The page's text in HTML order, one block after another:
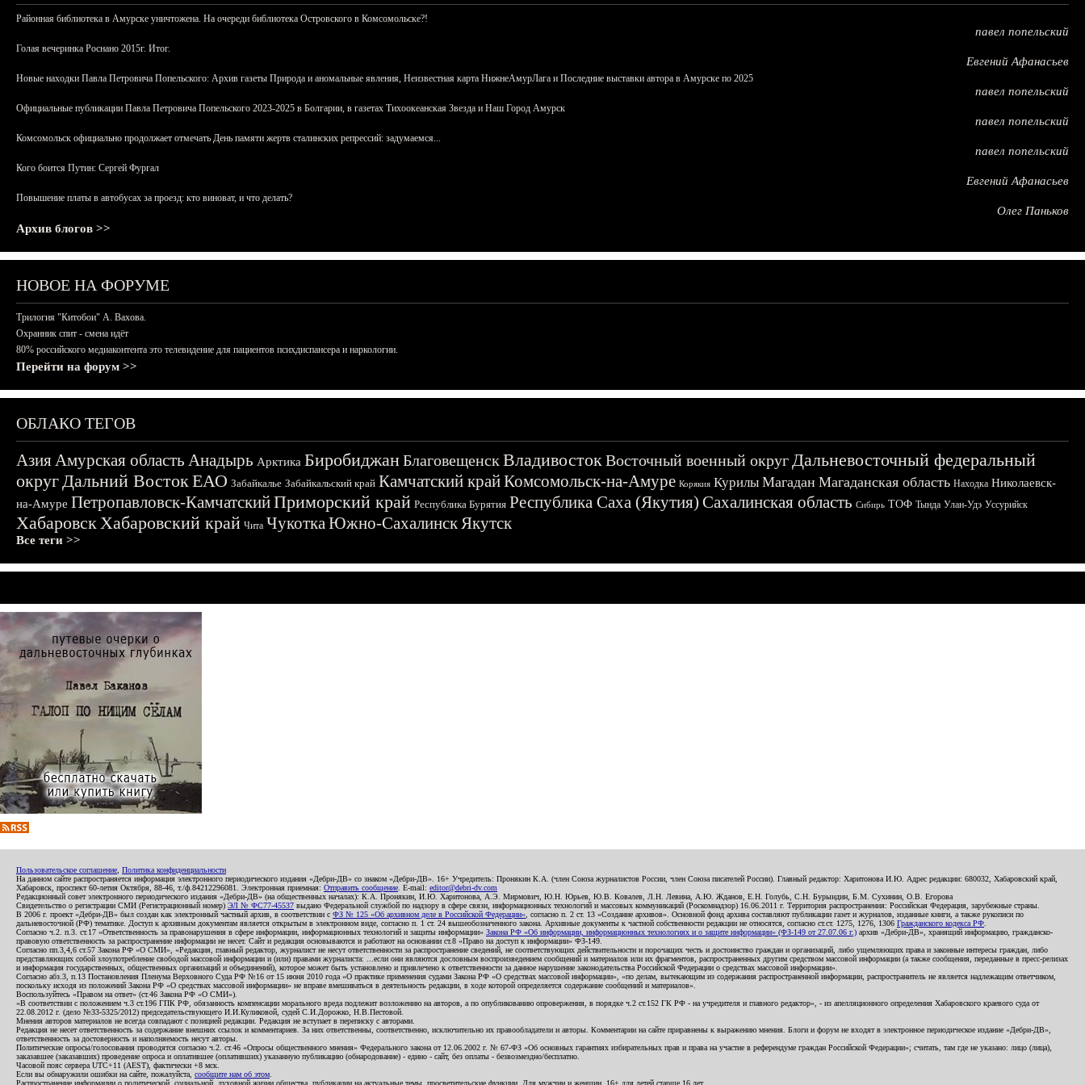
Районная библиотека в Амурске уничтожена. На очереди библиотека Островского в Комсомольске?!
павел попельский
Голая вечеринка Роснано 2015г. Итог.
Евгений Афанасьев
Новые находки Павла Петровича Попельского: Архив газеты Природа и аномальные явления, Неизвестная карта НижнеАмурЛага и Последние выставки автора в Амурске по 2025
павел попельский
Официальные публикации Павла Петровича Попельского 2023-2025 в Болгарии, в газетах Тихоокеанская Звезда и Наш Город Амурск
павел попельский
Комсомольск официально продолжает отмечать День памяти жертв сталинских репрессий: задумаемся...
павел попельский
Кого боится Путин: Сергей Фургал
Евгений Афанасьев
Повышение платы в автобусах за проезд: кто виноват, и что делать?
Олег Паньков
Архив блогов >>
НОВОЕ НА ФОРУМЕ
Трилогия "Китобои" А. Вахова.
Охранник спит - смена идёт
80% российского медиаконтента это телевидение для пациентов психдиспансера и наркологии.
Перейти на форум >>
ОБЛАКО ТЕГОВ
АзияАмурская область Анадырь Арктика БиробиджанБлаговещенскВладивостокВосточный военный округДальневосточный федеральный
округДальний ВостокЕАО Забайкалье Забайкальский край Камчатский крайКомсомольск-на-Амуре Корякия Курилы Магадан Магаданская область Находка Николаевск-
на-Амуре Петропавловск-КамчатскийПриморский край Республика Бурятия Республика Саха (Якутия) Сахалинская область Сибирь ТОФ Тында Улан-Удэ Уссурийск
ХабаровскХабаровский край Чита ЧукоткаЮжно-СахалинскЯкутск
Все теги >>
Пользовательское соглашение Политика конфиденциальности
На данном сайте распространяется информация электронного периодического издания «Дебри-ДВ» со знаком «Дебри-ДВ». 16+ Учредитель: Пронякин К.А. (член Союза журналистов России, член Союза писателей России). Главный редактор: Харитонова И.Ю. Адрес редакции: 680032, Хабаровский край,
Хабаровск, проспект 60-летия Октября, 88-46, т./ф.84212296081. Электронная приемная: Отправить сообщение . E-mail: editor@debri-dv.com
Редакционный совет электронного периодического издания «Дебри-ДВ» (на общественных началах): К.А. Пронякин, И.Ю. Харитонова, А.Э. Мирмович, Ю.Н. Юрьев, Ю.В. Ковалев, Л.Н. Левина, А.Ю. Жданов, Е.Н. Голубь, С.Н. Бурындин, Б.М. Сухинин, О.В. Егорова
Свидетельство о регистрации СМИ (Регистрационный номер) ЭЛ № ФС77-45537 выдано Федеральной службой по надзору в сфере связи, информационных технологий и массовых коммуникаций (Роскомнадзор) 16.06.2011 г. Территория распространения: Российская Федерация, зарубежные страны.
В 2006 г. проект «Дебри-ДВ» был создан как электронный частный архив, в соответствии с ФЗ № 125 «Об архивном деле в Российской Федерации» , согласно п. 2 ст. 13 «Создание архивов». Основной фонд архива составляют публикации газет и журналов, изданные книги, а также рукописи по
дальневосточной (РФ) тематике. Доступ к архивным документам является открытым в электронном виде, согласно п. 1 ст. 24 вышеобозначенного закона. Архивные документы к частной собственности редакции не относятся, согласно ст.ст. 1275, 1276, 1306 Гражданского кодекса РФ
Согласно ч.2. п.3. ст.17 «Ответственность за правонарушения в сфере информации, информационных технологий и защиты информации» Закона РФ «Об информации, информационных технологиях и о защите информации» (ФЗ-149 от 27.07.06 г.) архив «Дебри-ДВ», хранящий информацию, гражданско-
правовую ответственность за распространение информации не несет. Сайт и редакция основываются и работают на основании ст.8 «Право на доступ к информации» ФЗ-149.
Согласно пп.3,4,6 ст.57 Закона РФ «О СМИ», «Редакция, главный редактор, журналист не несут ответственности за распространение сведений, не соответствующих действительности и порочащих честь и достоинство граждан и организаций, либо ущемляющих права и законные интересы граждан, либо
представляющих собой злоупотребление свободой массовой информации и (или) правами журналиста: ...если они являются дословным воспроизведением сообщений и материалов или их фрагментов, распространенных другим средством массовой информации (а также сообщения, переданные в пресс-релизах
и информация государственных, общественных организаций и объединений), которое может быть установлено и привлечено к ответственности за данное нарушение законодательства Российской Федерации о средствах массовой информации».
Согласно абз.3, п.13 Постановления Пленума Верховного Суда РФ №16 от 15 июня 2010 года «О практике применения судами Закона РФ «О средствах массовой информации», «по делам, вытекающим из содержания распространенной информации, распространитель не является надлежащим ответчиком,
поскольку исходя из положений Закона РФ «О средствах массовой информации» не вправе вмешиваться в деятельность редакции, в ходе которой определяется содержание сообщений и материалов».
Воспользуйтесь «Правом на ответ» (ст.46 Закона РФ «О СМИ»).
«В соответствии с положением ч.3 ст.196 ГПК РФ, обязанность компенсации морального вреда подлежит возложению на авторов, а по опубликованию опровержения, в порядке ч.2 ст.152 ГК РФ - на учредителя и главного редактор», - из апелляционного определения Хабаровского краевого суда от
22.08.2012 г. (дело №33-5325/2012) председательствующего И.И.Куликовой, судей С.И.Дорожко, Н.В.Пестовой.
Мнения авторов материалов не всегда совпадают с позицией редакции. Редакция не вступает в переписку с авторами.
Редакция не несет ответственность за содержание внешних ссылок и комментариев. За них ответственны, соответственно, исключительно их правообладатели и авторы. Комментарии на сайте приравнены к выражению мнения. Блоги и форум не входят в электронное периодическое издание «Дебри-ДВ»,
ответственность за достоверность и наполняемость несут авторы.
Политические опросы/голосования проводятся согласно ч.2. ст.46 «Опросы общественного мнения» Федерального закона от 12.06.2002 г. № 67-ФЗ «Об основных гарантиях избирательных прав и права на участие в референдуме граждан Российской Федерации»; считать, там где не указано: лицо (лица),
заказавшее (заказавших) проведение опроса и оплатившее (оплативших) указанную публикацию (обнародование) - едино - сайт, без оплаты - безвозмездно/бесплатно.
Часовой пояс сервера UTC+11 (AEST), фактически +8 мск.
Если вы обнаружили ошибки на сайте, пожалуйста, сообщите нам об этом
Распространение информации о политической, социальной, духовной жизни общества, публикации на актуальные темы, просветительские функции. Для мужчин и женщин. 16+ для детей старше 16 лет.